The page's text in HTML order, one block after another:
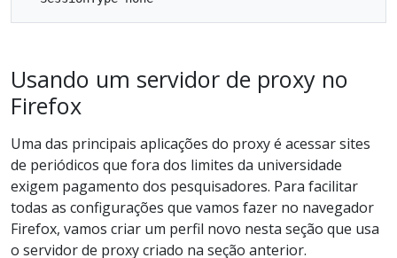
Usando um servidor de proxy no
Firefox
Uma das principais aplicações do proxy é acessar sites
de periódicos que fora dos limites da universidade
exigem pagamento dos pesquisadores. Para facilitar
todas as configurações que vamos fazer no navegador
Firefox, vamos criar um perfil novo nesta seção que usa
o servidor de proxy criado na seção anterior.